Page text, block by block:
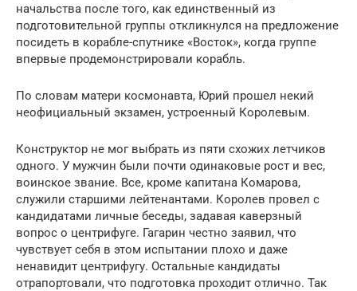
начальства после того, как единственный из
подготовительной группы откликнулся на предложение
посидеть в корабле-спутнике «Восток», когда группе
впервые продемонстрировали корабль.
По словам матери космонавта, Юрий прошел некий
неофициальный экзамен, устроенный Королевым.
Конструктор не мог выбрать из пяти схожих летчиков
одного. У мужчин были почти одинаковые рост и вес,
воинское звание. Все, кроме капитана Комарова,
служили старшими лейтенантами. Королев провел с
кандидатами личные беседы, задавая каверзный
вопрос о центрифуге. Гагарин честно заявил, что
чувствует себя в этом испытании плохо и даже
ненавидит центрифугу. Остальные кандидаты
отрапортовали, что подготовка проходит отлично. Так